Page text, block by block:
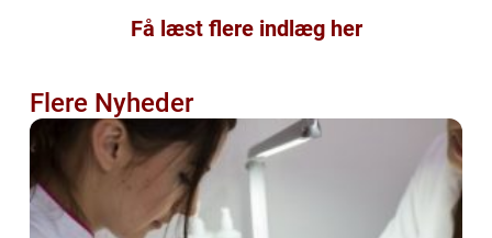
Få læst flere indlæg her
Flere Nyheder